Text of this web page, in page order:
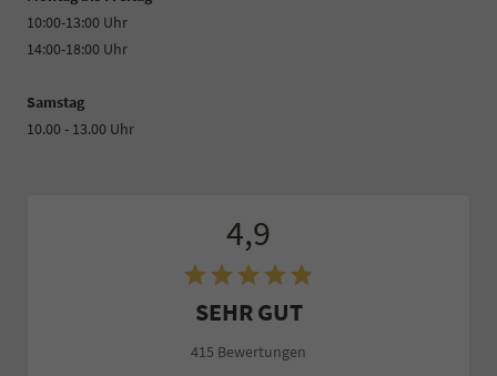
10:00-13:00 Uhr
14:00-18:00 Uhr
Samstag
10.00 - 13.00 Uhr
4,9
SEHR GUT
415 Bewertungen